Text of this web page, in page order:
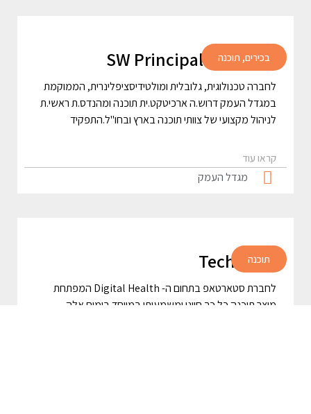
בכירים, תוכנה
SW Principal Engineer
לחברה טכנולוגית, גלובלית ומולטידיסציפלינרית, הממוקמת
במגדל העמק דרוש.ה ארכיטקט.ית תוכנה ומהנדס.ת ראשי.ת
לניהול מקצועי של צוותי תוכנה בארץ ובחו"ל.התפקיד
קראו עוד
מגדל העמק
תוכנה
Tech Lead
לחברת סטארטאפ בתחום ה- Digital Health המפתחת
מוצר תוכנה כל כך חיוני ומשמעותי במיוחד בימים אלה,